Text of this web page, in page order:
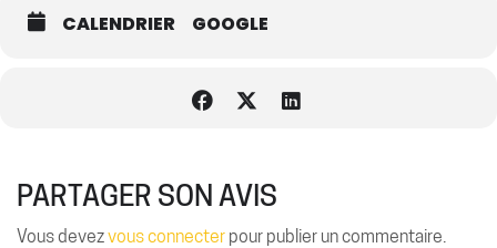
CALENDRIER GOOGLE
PARTAGER SON AVIS
Vous devezvous connecter pour publier un commentaire.